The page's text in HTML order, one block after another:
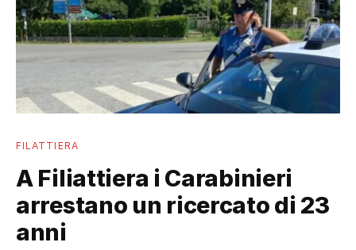
FILATTIERA
A Filiattiera i Carabinieri
arrestano un ricercato di 23
anni